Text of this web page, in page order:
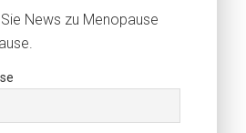
News zu Menopause